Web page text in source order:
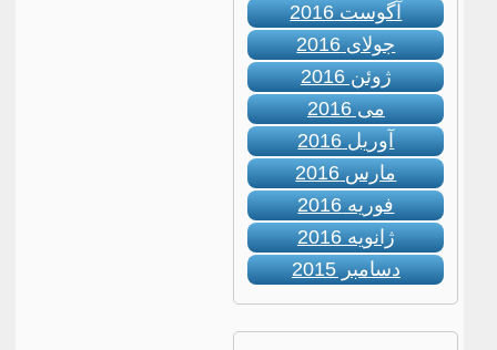
آگوست 2016
جولای 2016
ژوئن 2016
می 2016
آوریل 2016
مارس 2016
فوریه 2016
ژانویه 2016
دسامبر 2015